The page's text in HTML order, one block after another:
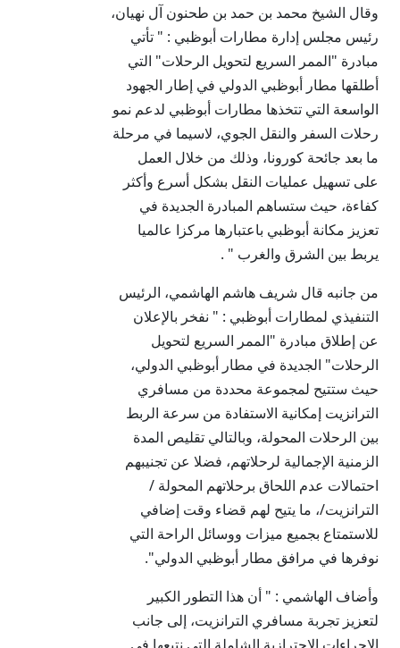
وقال الشيخ محمد بن حمد بن طحنون آل نهيان،
رئيس مجلس إدارة مطارات أبوظبي : " تأتي
مبادرة "الممر السريع لتحويل الرحلات" التي
أطلقها مطار أبوظبي الدولي في إطار الجهود
الواسعة التي تتخذها مطارات أبوظبي لدعم نمو
رحلات السفر والنقل الجوي، لاسيما في مرحلة
ما بعد جائحة كورونا، وذلك من خلال العمل
على تسهيل عمليات النقل بشكل أسرع وأكثر
كفاءة، حيث ستساهم المبادرة الجديدة في
تعزيز مكانة أبوظبي باعتبارها مركزا عالميا
يربط بين الشرق والغرب " .
من جانبه قال شريف هاشم الهاشمي، الرئيس
التنفيذي لمطارات أبوظبي : " نفخر بالإعلان
عن إطلاق مبادرة "الممر السريع لتحويل
الرحلات" الجديدة في مطار أبوظبي الدولي،
حيث ستتيح لمجموعة محددة من مسافري
الترانزيت إمكانية الاستفادة من سرعة الربط
بين الرحلات المحولة، وبالتالي تقليص المدة
الزمنية الإجمالية لرحلاتهم، فضلا عن تجنيبهم
احتمالات عدم اللحاق برحلاتهم المحولة /
الترانزيت/، ما يتيح لهم قضاء وقت إضافي
للاستمتاع بجميع ميزات ووسائل الراحة التي
نوفرها في مرافق مطار أبوظبي الدولي".
وأضاف الهاشمي : " أن هذا التطور الكبير
لتعزيز تجربة مسافري الترانزيت، إلى جانب